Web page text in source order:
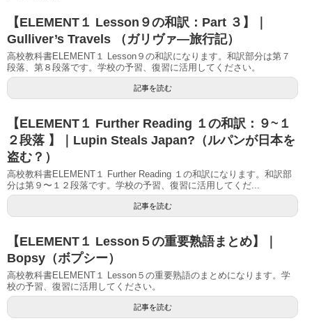
【ELEMENT１ Lesson９の和訳：Part ３】｜
Gulliver’s Travels （ガリヴァ―旅行記）
高校教科書ELEMENT１ Lesson９の和訳になります。和訳部分は第７
段落、第８段落です。学校の予習、復習に活用してください。
記事を読む
【ELEMENT１ Further Reading １の和訳：９~１
２段落 】｜Lupin Steals Japan?（ルパンが日本を
盗む？）
高校教科書ELEMENT１ Further Reading １の和訳になります。和訳部
分は第９〜１２段落です。学校の予習、復習に活用してくだ...
記事を読む
【ELEMENT１ Lesson５の重要熟語まとめ】｜
Bopsy（ボプシー）
高校教科書ELEMENT１ Lesson５の重要熟語のまとめになります。学
校の予習、復習に活用してください。
記事を読む